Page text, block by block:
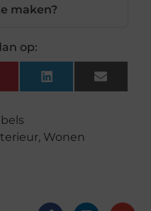
maken?
op:
LinkedInEmail
, Wonen